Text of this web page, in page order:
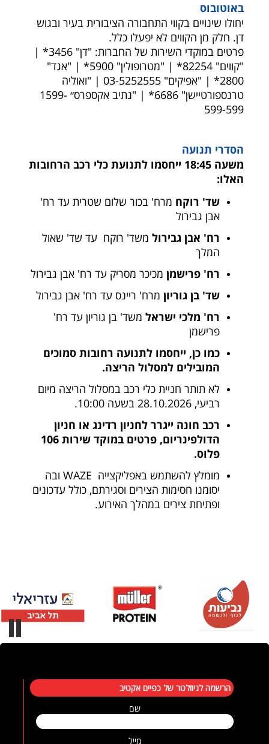
באוטובוס
יחולו שינויים בקווי התחבורה הציבורית בעיר ובגוש
דן. חלק מן הקווים לא יפעלו כלל.
פרטים במוקדי השירות של החברות: "דן" 3456* |
"קווים" 82254* | "מטרופולין" 5900* | "אגד"
2800* | "אפיקים" 03-5252555 | "ואוליה
טרנספורטיישן" 6686* | "נתיב אקספרס״ 1599-
599-599
הסדרי תנועה
משעה 18:45 ייחסמו לתנועת כלי רכב הרחובות
האלו:
שד' רוקח מרח' בכור שלום שטרית עד רח'
אבן גבירול
רח' אבן גבירול משד' רוקח עד שד' שאול
המלך
רח' פרישמן מכיכר מסריק עד רח' אבן גבירול
שד' בן גוריון מרח' ריינס עד רח' אבן גבירול
רח' מלכי ישראל משד' בן גוריון עד רח'
פרישמן
כמו כן, ייחסמו לתנועה רחובות סמוכים
המובילים למסלול הריצה.
לא תותר חניית כלי רכב במסלול הריצה מיום
רביעי, 28.10.2026 בשעה 10:00.
רכב חונה ייגרר לחניון רדינג או חניון
הדולפינריום, פרטים במוקד שירות 106
פלוס.
מומלץ להשתמש באפליקצייה WAZE ובה
יסומנו חסימות הצירים וסגירתם, כולל עדכונים
ופתיחת צירים במהלך האירוע.
הרשמה לניוזלטר של כפיים אקטיב
שם
מייל